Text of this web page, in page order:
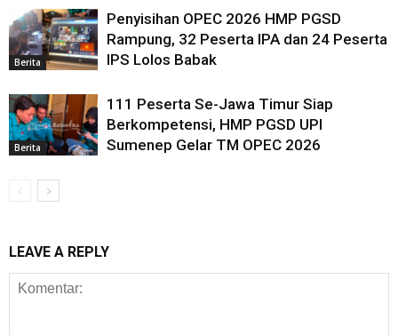
Berita
Penyisihan OPEC 2026 HMP PGSD
Rampung, 32 Peserta IPA dan 24 Peserta
IPS Lolos Babak
Berita
111 Peserta Se-Jawa Timur Siap
Berkompetensi, HMP PGSD UPI
Sumenep Gelar TM OPEC 2026
LEAVE A REPLY